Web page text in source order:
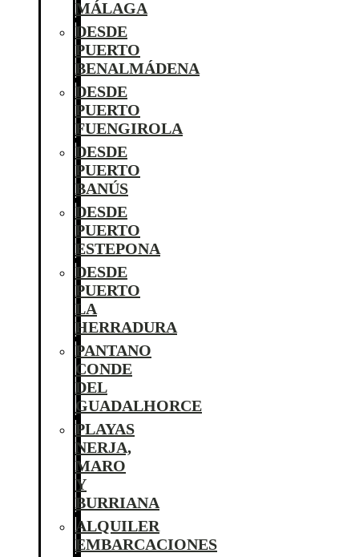
MÁLAGA
DESDE
PUERTO
BENALMÁDENA
DESDE
PUERTO
FUENGIROLA
DESDE
PUERTO
BANÚS
DESDE
PUERTO
ESTEPONA
DESDE
PUERTO
LA
HERRADURA
PANTANO
CONDE
DEL
GUADALHORCE
PLAYAS
NERJA,
MARO
Y
BURRIANA
ALQUILER
EMBARCACIONES